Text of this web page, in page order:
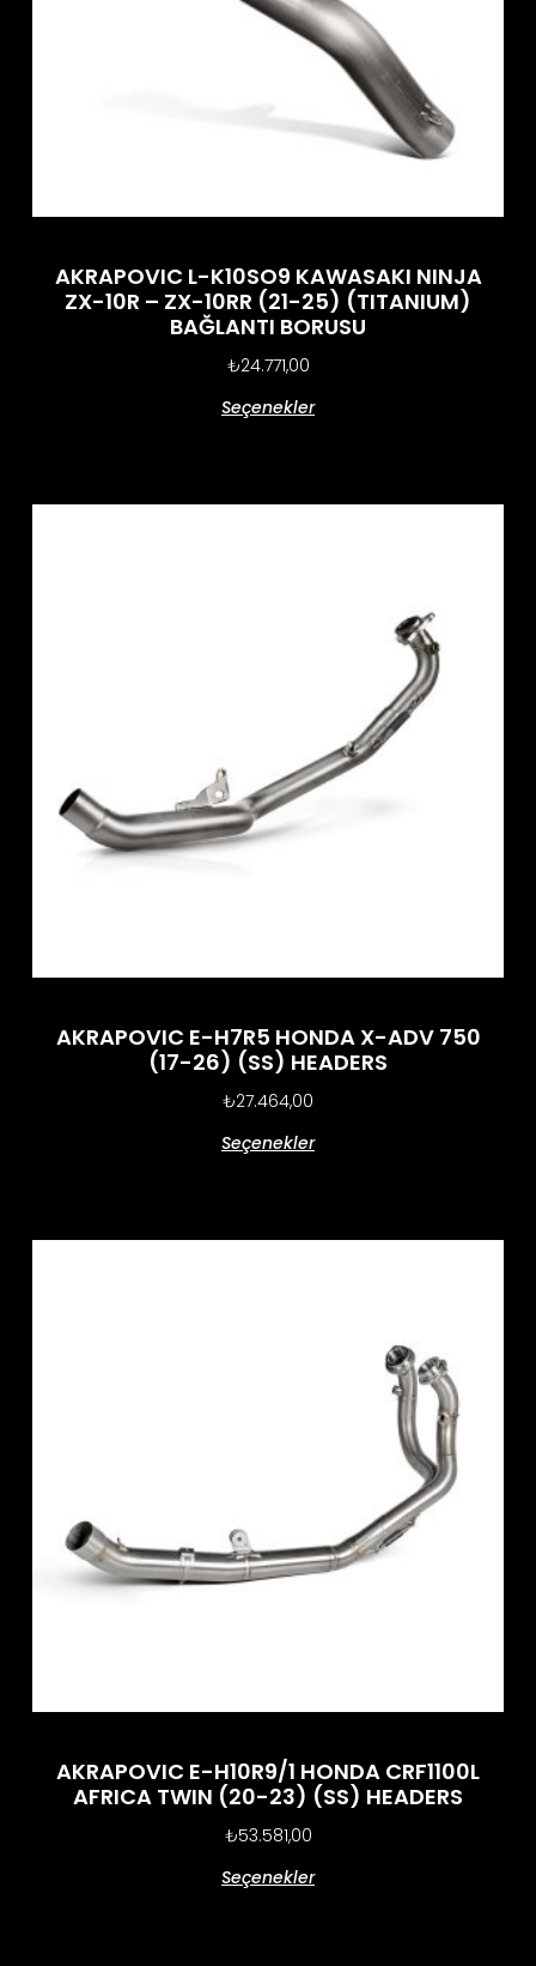
AKRAPOVIC L-K10SO9 KAWASAKI NINJA
ZX-10R – ZX-10RR (21-25) (TITANIUM)
BAĞLANTI BORUSU
₺24.771,00
Seçenekler
AKRAPOVIC E-H7R5 HONDA X-ADV 750
(17-26) (SS) HEADERS
₺27.464,00
Seçenekler
AKRAPOVIC E-H10R9/1 HONDA CRF1100L
AFRICA TWIN (20-23) (SS) HEADERS
₺53.581,00
Seçenekler